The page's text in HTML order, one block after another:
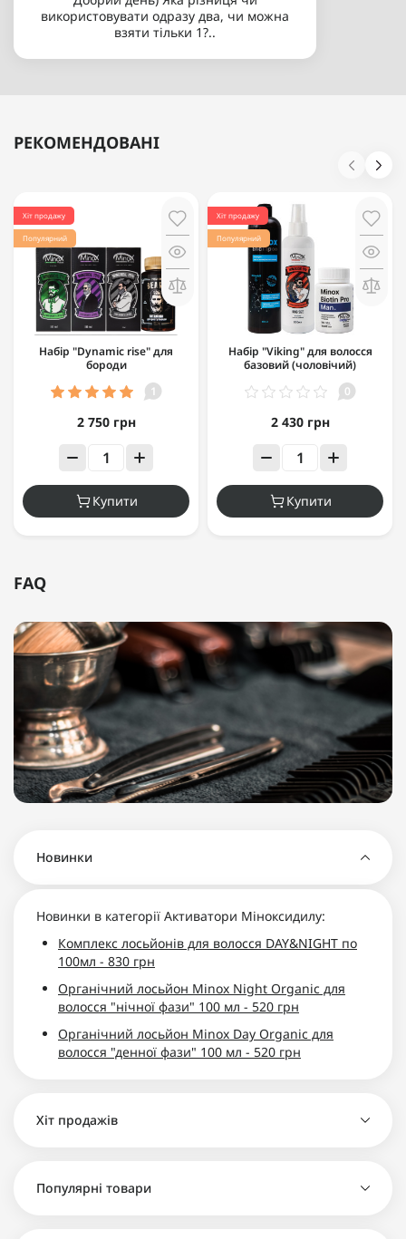
використовувати одразу два, чи можна
взяти тільки 1?..
РЕКОМЕНДОВАНІ
Хіт продажу
Популярний
Набір "Dynamic rise" для
бороди
1
2 750 грн
Купити
Хіт продажу
Популярний
Набір "Viking" для волосся
базовий (чоловічий)
0
2 430 грн
Купити
FAQ
Новинки
Новинки в категорії Активатори Міноксидилу:
Комплекс лосьйонів для волосся DAY&NIGHT по
100мл - 830 грн
Органічний лосьйон Minox Night Organic для
волосся "нічної фази" 100 мл - 520 грн
Органічний лосьйон Minox Day Organic для
волосся "денної фази" 100 мл - 520 грн
Хіт продажів
Комплекс лосьйонів для волосся DAY&NIGHT по
100мл - 830 грн
Популярні товари